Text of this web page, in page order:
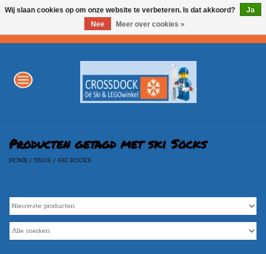
WINTERSPORT
LEGO
Merken
Producten getagd met ski Socks
HOME / TAGS / SKI SOCKS
Wij slaan cookies op om onze website te verbeteren. Is dat akkoord?
Ja
Nee
Meer over cookies »